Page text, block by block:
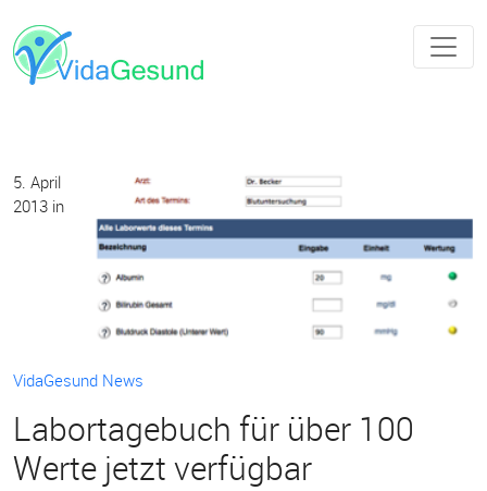
5. April
2013 in
VidaGesund News
Labortagebuch für über 100
Werte jetzt verfügbar